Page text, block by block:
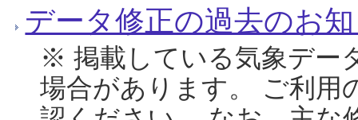
データ修正の過去のお
※ 掲載している気象デー
場合があります。 ご利用